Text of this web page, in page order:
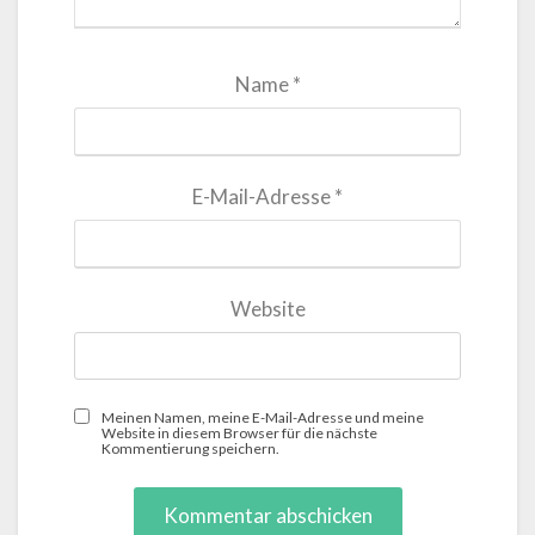
Name*
E-Mail-Adresse*
Website
Meinen Namen, meine E-Mail-Adresse und meine
Website in diesem Browser für die nächste
Kommentierung speichern.